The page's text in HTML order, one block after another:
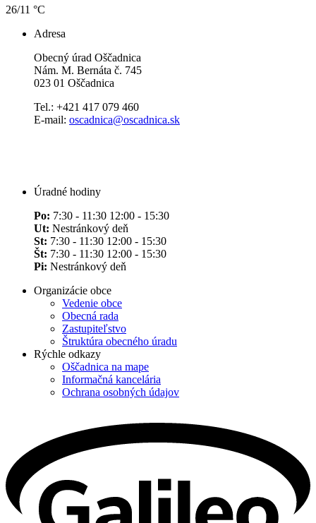
26/11 °C
Adresa
Obecný úrad Oščadnica
Nám. M. Bernáta č. 745
023 01 Oščadnica
Tel.: +421 417 079 460
E-mail: oscadnica@oscadnica.sk
Úradné hodiny
Po: 7:30 - 11:30 12:00 - 15:30
Ut: Nestránkový deň
St: 7:30 - 11:30 12:00 - 15:30
Št: 7:30 - 11:30 12:00 - 15:30
Pi: Nestránkový deň
Organizácie obce
Vedenie obce
Obecná rada
Zastupiteľstvo
Štruktúra obecného úradu
Rýchle odkazy
Oščadnica na mape
Informačná kancelária
Ochrana osobných údajov